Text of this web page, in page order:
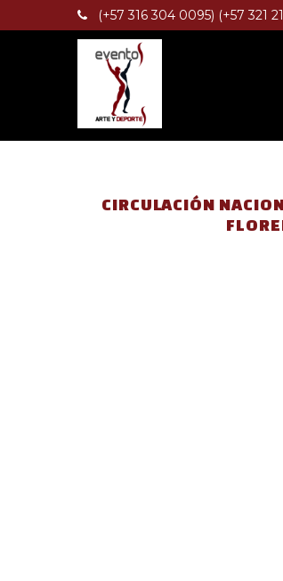
(+57 316 304 0095) (+57 321
CIRCULACIÓN